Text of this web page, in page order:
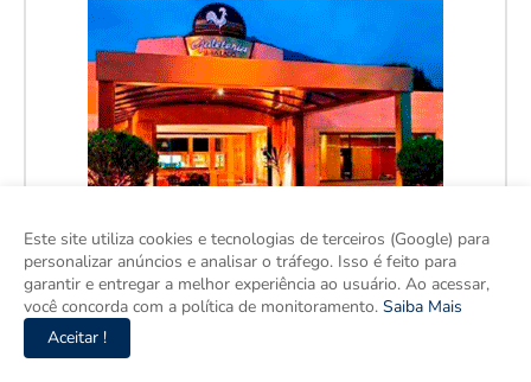
Este site utiliza cookies e tecnologias de terceiros (Google) para
personalizar anúncios e analisar o tráfego. Isso é feito para
garantir e entregar a melhor experiência ao usuário. Ao acessar,
você concorda com a política de monitoramento. Saiba Mais
Aceitar !